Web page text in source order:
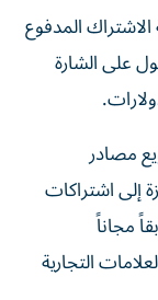
في نوفمبر 2022 خدمة الاشتراك المدفوع
على الشارة
مصادر
إلى اشتراكات
مجاناً
التجارية